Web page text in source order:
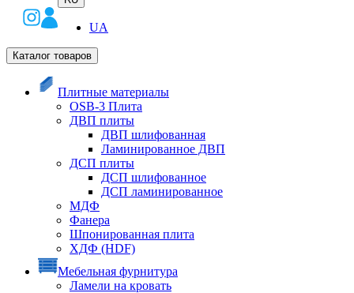
UA
Каталог товаров
Плитные материалы
OSB-3 Плита
ДВП плиты
ДВП шлифованная
Ламинированное ДВП
ДСП плиты
ДСП шлифованное
ДСП ламинированное
МДФ
Фанера
Шпонированная плита
ХДФ (HDF)
Мебельная фурнитура
Ламели на кровать